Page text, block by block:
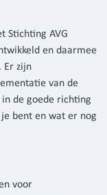
Stichting AVG
en daarmee
Er zijn
van de
de goede richting
bent en wat er nog
voor